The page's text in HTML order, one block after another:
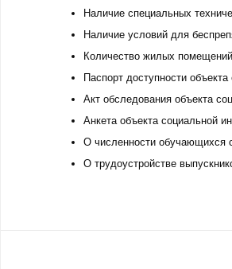
Наличие специальных
Наличие условий для
Количество жилых
Паспорт доступности
Акт обследования объекта
Анкета объекта социальной
О численности обучающихся
О трудоустройстве